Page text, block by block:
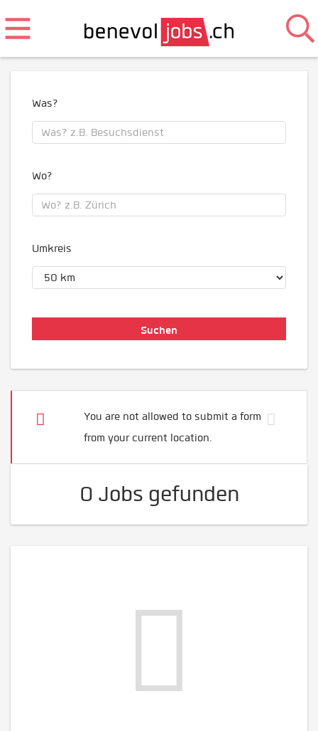
Was?
Wo?
Umkreis
You are not allowed to submit a form
from your current location.
0 Jobs gefunden